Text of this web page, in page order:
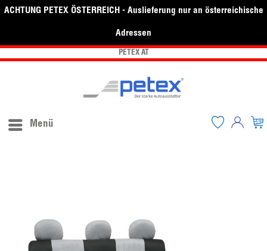
ACHTUNG PETEX ÖSTERREICH - Auslieferung nur an österreichische
Adressen
PETEX AT
Menü